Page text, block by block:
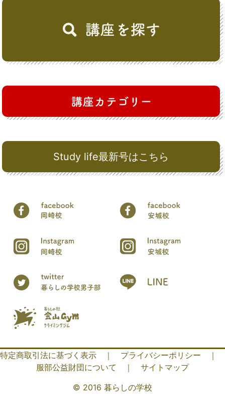
Study life最新号はこちら
特定商取引法に基づく表示 ｜ プライバシーポリシー
｜
服部公益財団について
｜
サイトマップ
© 2016 暮らしの学校